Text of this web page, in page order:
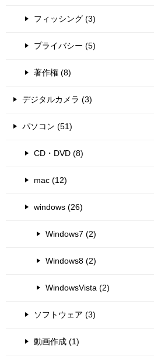
フィッシング (3)
プライバシー (5)
著作権 (8)
デジタルカメラ (3)
パソコン (51)
CD・DVD (8)
mac (12)
windows (26)
Windows7 (2)
Windows8 (2)
WindowsVista (2)
ソフトウェア (3)
動画作成 (1)